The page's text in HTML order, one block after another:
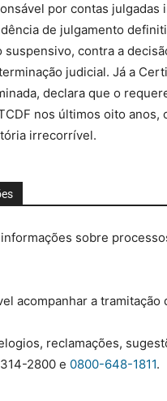
por contas
de julgamento
suspensivo, contra a
judicial. Já a
declara que o
nos últimos oito
irrecorrível.
sobre
acompanhar a
reclamações,
2800 e 0800-648-1811.